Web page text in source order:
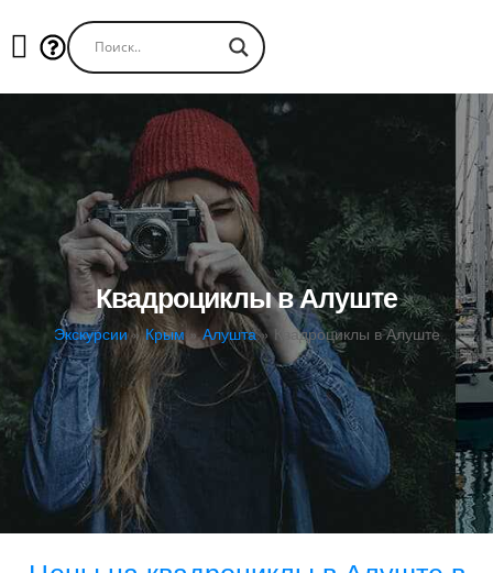
Квадроциклы в Алуште
Экскурсии»Крым»Алушта» Квадроциклы в Алуште